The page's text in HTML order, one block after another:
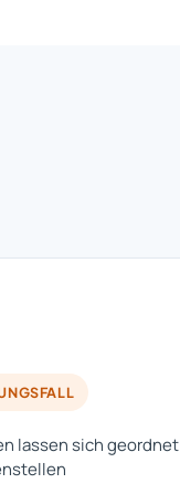
lassen sich geordnet